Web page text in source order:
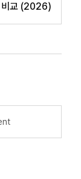
교 (2026)